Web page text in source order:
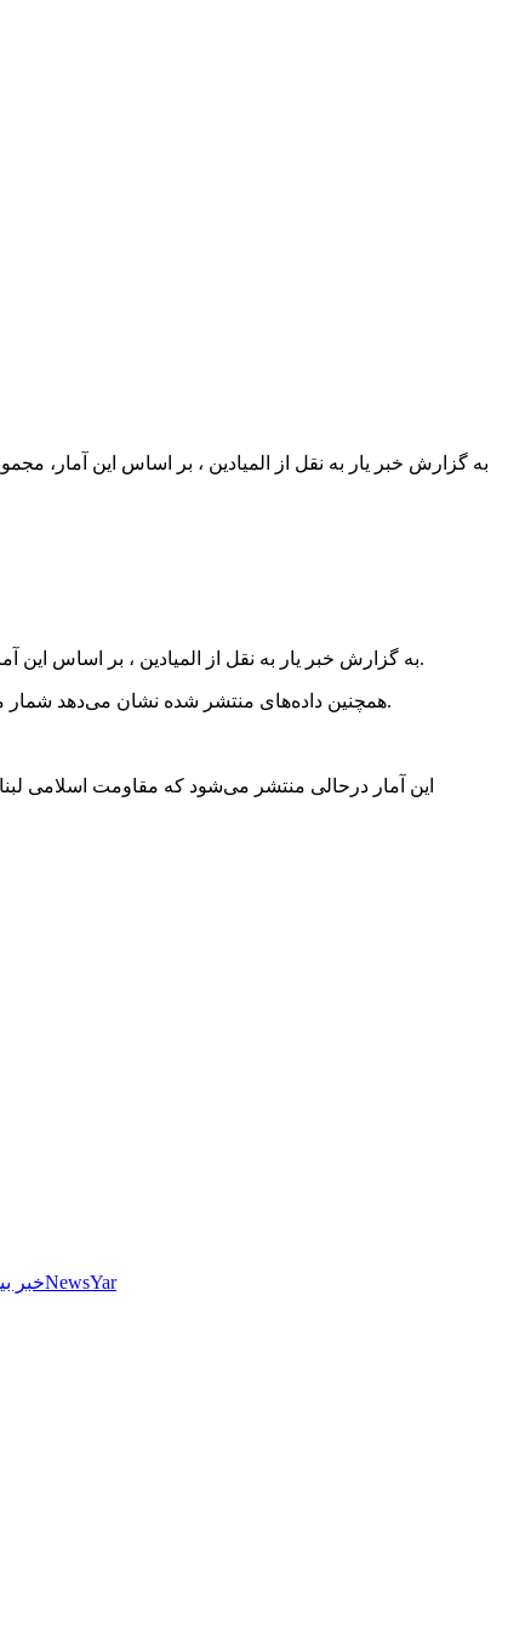
به گزارش خبر یار به نقل از المیادین ، بر اساس این آمار، مجموع مجروحانی که از آغاز جنگ علیه ایران و لبنان به بیمارستان‌های سرزمین‌های اشغالی منتقل شده‌اند، به ۸ هزار و ۹۸۵ نفر رسیده است.
همچنین داده‌های منتشر شده نشان می‌دهد شمار مجروحان ثبت‌ شده در بیمارستان‌های رژیم صهیونیستی از جبهه شمالی، یعنی پس از برقراری آتش‌بس با ایران، به یک هزار و ۸۴ نفر رسیده است.
این آمار درحالی منتشر می‌شود که مقاومت اسلامی
خبرNewsYar